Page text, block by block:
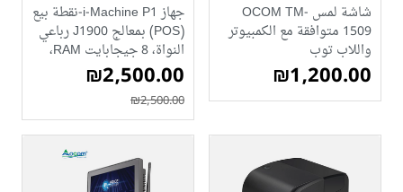
شاشة لمس OCOM TM-
1509 متوافقة مع الكمبيوتر
واللاب توب
₪1,200.00
جهاز i-Machine P1-نقطة بيع
(POS) بمعالج J1900 رباعي
النواة، 8 جيجابايت RAM،
و256 جيجابايت SSD
(ابيض)
₪2,500.00
₪2,500.00